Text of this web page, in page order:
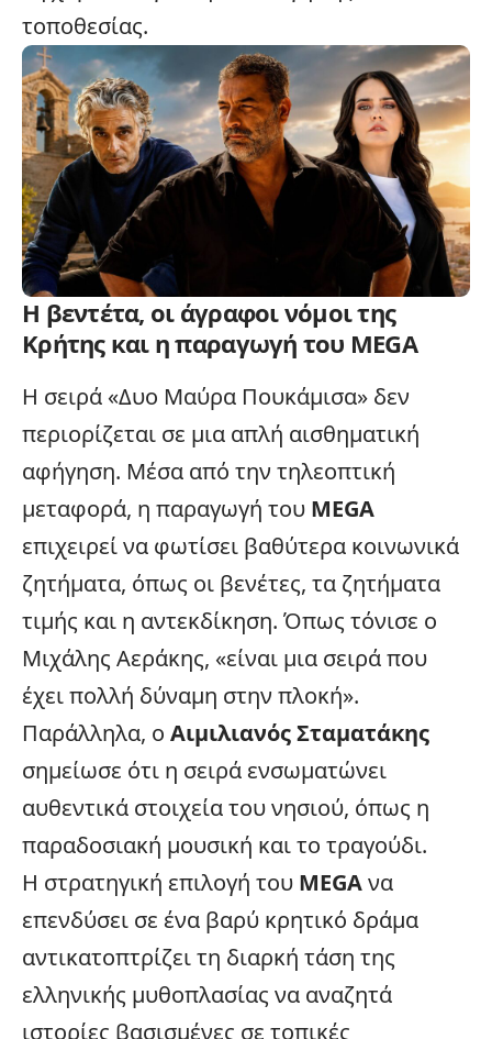
τοποθεσίας.
Η βεντέτα, οι άγραφοι νόμοι της
Κρήτης και η παραγωγή του MEGA
Η σειρά «Δυο Μαύρα Πουκάμισα» δεν
περιορίζεται σε μια απλή αισθηματική
αφήγηση. Μέσα από την τηλεοπτική
μεταφορά, η παραγωγή του MEGA
επιχειρεί να φωτίσει βαθύτερα κοινωνικά
ζητήματα, όπως οι βενέτες, τα ζητήματα
τιμής και η αντεκδίκηση. Όπως τόνισε ο
Μιχάλης Αεράκης, «είναι μια σειρά που
έχει πολλή δύναμη στην πλοκή».
Παράλληλα, ο Αιμιλιανός Σταματάκης
σημείωσε ότι η σειρά ενσωματώνει
αυθεντικά στοιχεία του νησιού, όπως η
παραδοσιακή μουσική και το τραγούδι.
Η στρατηγική επιλογή του MEGAνα
επενδύσει σε ένα βαρύ κρητικό δράμα
αντικατοπτρίζει τη διαρκή τάση της
ελληνικής μυθοπλασίας να αναζητά
ιστορίες βασισμένες σε τοπικές